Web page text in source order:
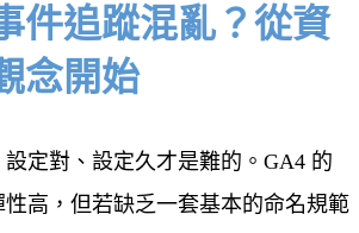
件追蹤混亂？從資
念開始
定對、設定久才是難的。GA4 的
高，但若缺乏一套基本的命名規範